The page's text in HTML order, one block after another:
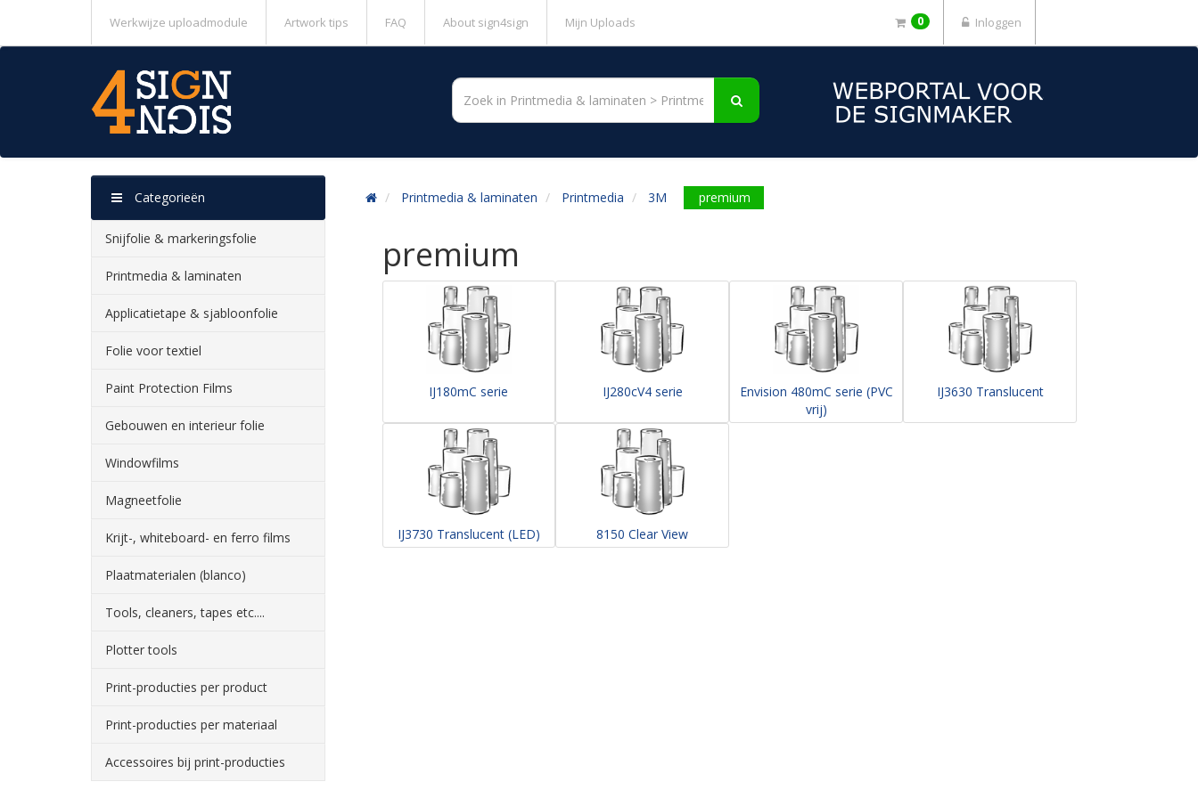
Werkwijze uploadmodule Artwork tips FAQ About sign4sign Mijn Uploads 0 Inloggen
Printmedia & laminaten Printmedia 3M premium
Categorieën
Snijfolie & markeringsfolie
Printmedia & laminaten
Applicatietape & sjabloonfolie
Folie voor textiel
Paint Protection Films
Gebouwen en interieur folie
Windowfilms
Magneetfolie
Krijt-, whiteboard- en ferro films
Plaatmaterialen (blanco)
Tools, cleaners, tapes etc....
Plotter tools
Print-producties per product
Print-producties per materiaal
Accessoires bij print-producties
premium
IJ180mC serie IJ280cV4 serie
Envision 480mC serie (PVC
vrij)
IJ3630 Translucent
IJ3730 Translucent (LED) 8150 Clear View